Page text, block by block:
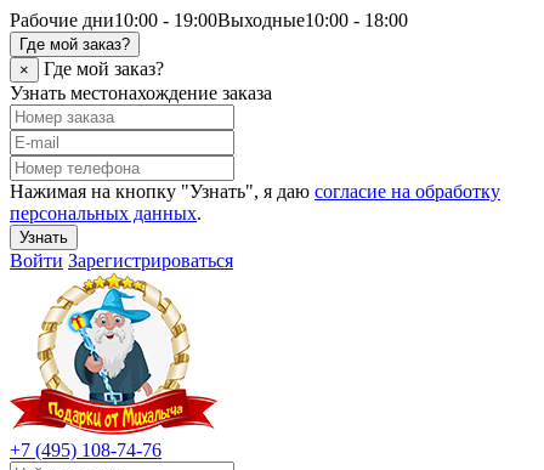
Рабочие дни10:00 - 19:00Выходные10:00 - 18:00
Где мой заказ?
×
Где мой заказ?
Узнать местонахождение заказа
Нажимая на кнопку "Узнать", я даю согласие на обработку
персональных данных.
Узнать
Войти Зарегистрироваться
+7 (495) 108-74-76